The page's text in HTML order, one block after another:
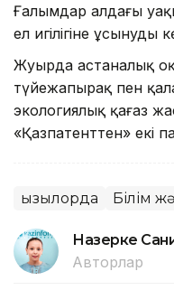
Ғалымдар алдағы
ел игілігіне ұсынуды
Жуырда астаналық
түйежапырақ пен
экологиялық қағаз
«Қазпатенттен» екі
Қызылорда Білім
Назерке
Авторлар